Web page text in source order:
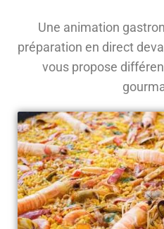
Une animation
préparation en direct
vous propose